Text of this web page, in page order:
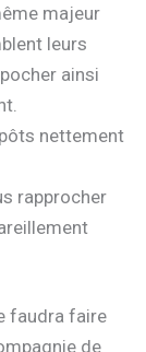
majeur
leurs
ainsi
nettement
rapprocher
faudra faire
de